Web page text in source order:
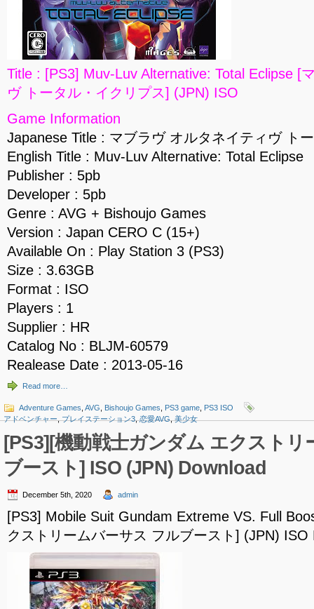
Title : [PS3] Muv-Luv Alternative: Total Eclipse [
ヴ トータル・イクリプス] (JPN) ISO
Game Information
Japanese Title : マブラヴ オルタネイティヴ ト
English Title : Muv-Luv Alternative: Total Eclipse
Publisher : 5pb
Developer : 5pb
Genre : AVG + Bishoujo Games
Version : Japan CERO C (15+)
Available On : Play Station 3 (PS3)
Size : 3.63GB
Format : ISO
Players : 1
Supplier : HR
Catalog No : BLJM-60579
Realease Date : 2013-05-16
Read more…
Adventure Games AVG Bishoujo Games PS3 game PS3 ISO
アドベンチャー,プレイステーション3,恋愛AVG,美少女
[PS3][機動戦士ガンダム エクストリ
ブースト] ISO (JPN) Download
December 5th, 2020 admin
[PS3] Mobile Suit Gundam Extreme VS. Full
クストリームバーサス フルブースト] (JPN) ISO